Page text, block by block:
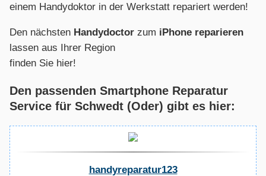
einem Handydoktor in der Werkstatt repariert werden!
Den nächsten Handydoctor zum iPhone reparieren
lassen aus Ihrer Region
finden Sie hier!
Den passenden Smartphone Reparatur
Service für Schwedt (Oder) gibt es hier:
handyreparatur123